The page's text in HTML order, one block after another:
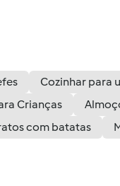
Cozinhar para
Crianças
com batatas